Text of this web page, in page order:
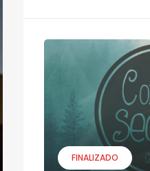
FINALIZADO